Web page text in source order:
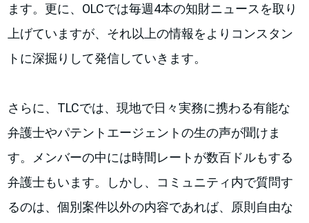
ます。更に、OLCでは毎週4本の知財ニュースを取り
上げていますが、それ以上の情報をよりコンスタン
トに深掘りして発信していきます。
さらに、TLCでは、現地で日々実務に携わる有能な
弁護士やパテントエージェントの生の声が聞けま
す。メンバーの中には時間レートが数百ドルもする
弁護士もいます。しかし、コミュニティ内で質問す
るのは、個別案件以外の内容であれば、原則自由な